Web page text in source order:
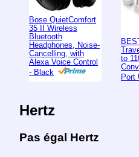
Bose QuietComfort
35 II Wireless
Bluetooth
Headphones, Noise-
Cancelling, with
Alexa Voice Control
- Black
to
Port
Hertz
Pas égal Hertz